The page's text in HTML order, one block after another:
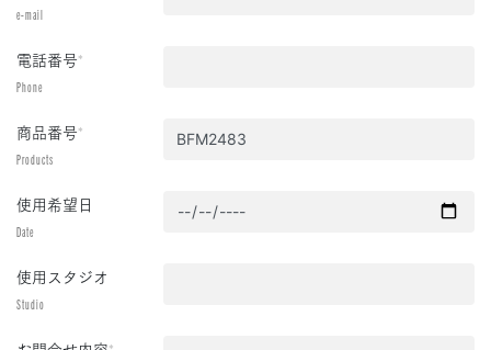
e-mail
電話番号*
Phone
商品番号*
Products
使用希望日
Date
使用スタジオ
Studio